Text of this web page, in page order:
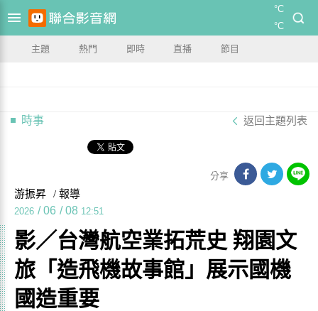
°C
°C
主題 熱門 即時 直播 節目
時事 返回主題列表
分享
游振昇 / 報導
2026 / 06 / 08 12:51
影／台灣航空業拓荒史 翔園文
旅「造飛機故事館」展示國機
國造重要